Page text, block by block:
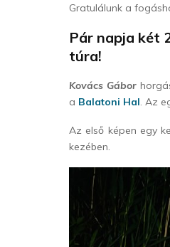
Gratulálunk a
Pár napja két
túra!
Kovács Gábor
a Balatoni Hal. Az
Az első képen egy
kezében.